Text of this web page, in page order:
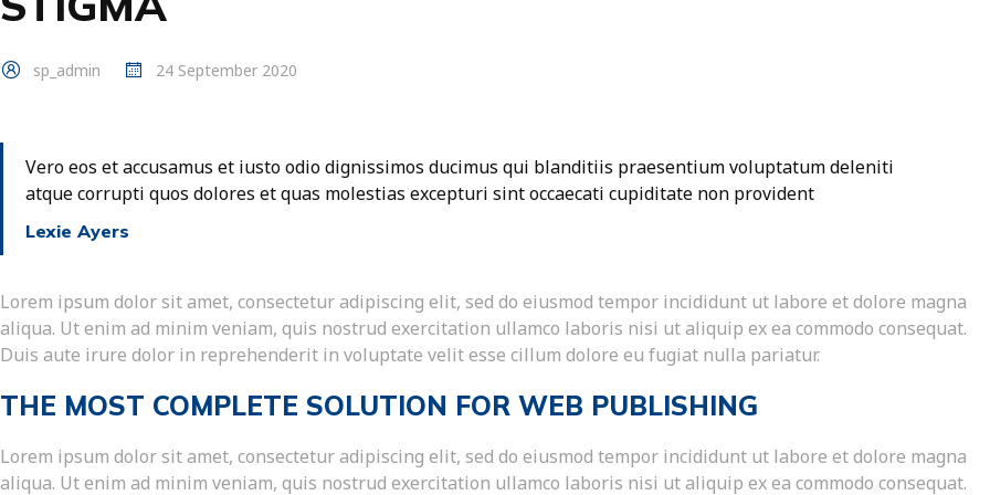
sp_admin 24 September 2020
Vero eos et accusamus et iusto odio dignissimos ducimus qui blanditiis praesentium voluptatum deleniti
atque corrupti quos dolores et quas molestias excepturi sint occaecati cupiditate non provident
Lexie Ayers
Lorem ipsum dolor sit amet, consectetur adipiscing elit, sed do eiusmod tempor incididunt ut labore et dolore magna
aliqua. Ut enim ad minim veniam, quis nostrud exercitation ullamco laboris nisi ut aliquip ex ea commodo consequat.
Duis aute irure dolor in reprehenderit in voluptate velit esse cillum dolore eu fugiat nulla pariatur.
THE MOST COMPLETE SOLUTION FOR WEB PUBLISHING
Lorem ipsum dolor sit amet, consectetur adipiscing elit, sed do eiusmod tempor incididunt ut labore et dolore magna
aliqua. Ut enim ad minim veniam, quis nostrud exercitation ullamco laboris nisi ut aliquip ex ea commodo consequat.